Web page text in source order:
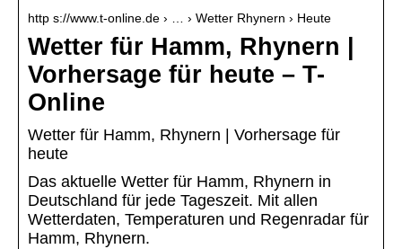
http s://www.t-online.de › … › Wetter Rhynern › Heute
Wetter für Hamm, Rhynern |
Vorhersage für heute – T-
Online
Wetter für Hamm, Rhynern | Vorhersage für
heute
Das aktuelle Wetter für Hamm, Rhynern in
Deutschland für jede Tageszeit. Mit allen
Wetterdaten, Temperaturen und Regenradar für
Hamm, Rhynern.